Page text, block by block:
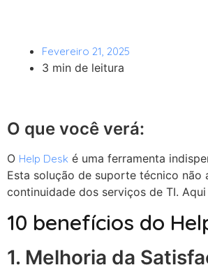
Fevereiro 21, 2025
3 min de leitura
O que você verá:
O Help Desk é uma ferramenta
Esta solução de suporte técnico não
continuidade dos serviços de TI.
10 benefícios do
1. Melhoria da